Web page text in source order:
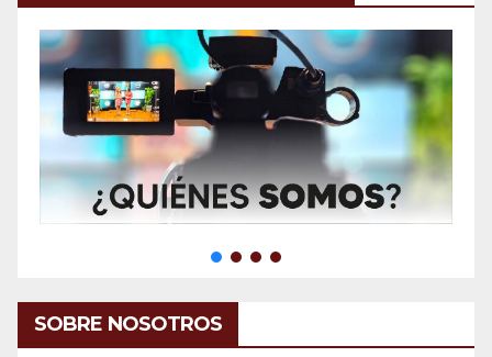
SOBRE NOSOTROS